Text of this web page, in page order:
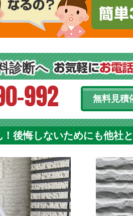
診断へ
992 無料見積
後悔しないためにも他社